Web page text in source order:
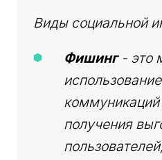
Виды социальной
Фишинг- это
получения